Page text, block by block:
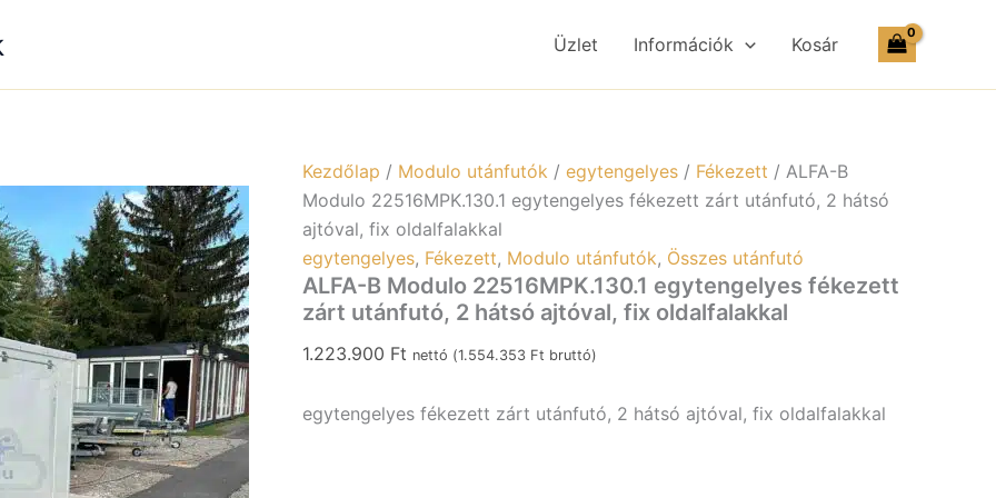
Üzlet Információk Kosár
Kezdőlap / Modulo utánfutók / egytengelyes / Fékezett / ALFA-B
Modulo 22516MPK.130.1 egytengelyes fékezett zárt utánfutó, 2 hátsó
ajtóval, fix oldalfalakkal
egytengelyes, Fékezett, Modulo utánfutók, Összes utánfutó
ALFA-B Modulo 22516MPK.130.1 egytengelyes fékezett
zárt utánfutó, 2 hátsó ajtóval, fix oldalfalakkal
1.223.900 Ft nettó (1.554.353 Ft bruttó)
egytengelyes fékezett zárt utánfutó, 2 hátsó ajtóval, fix oldalfalakkal
fékezett
utánfutó,
ajtóval,
fix
oldalfalakkal